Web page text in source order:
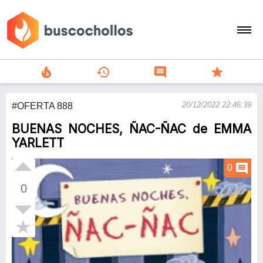
search
person
add
Menu
local_fire_department history comment star
#OFERTA 888 20/12/2022 22:46:39
BUENAS NOCHES, ÑAC-ÑAC de EMMA
YARLETT
0
0 comment